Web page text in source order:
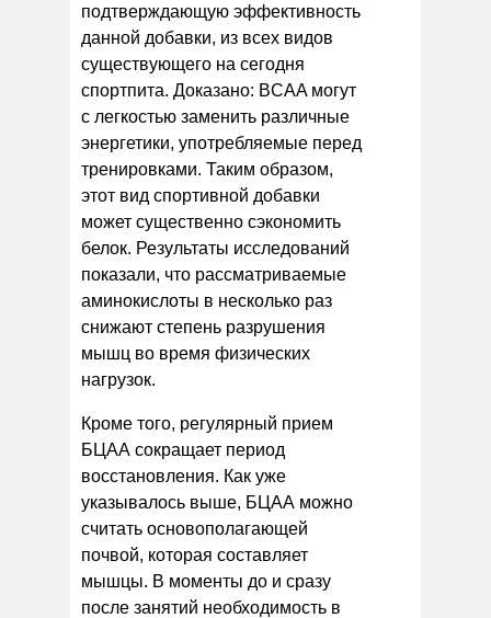
подтверждающую эффективность
данной добавки, из всех видов
существующего на сегодня
спортпита. Доказано: BCAA могут
с легкостью заменить различные
энергетики, употребляемые перед
тренировками. Таким образом,
этот вид спортивной добавки
может существенно сэкономить
белок. Результаты исследований
показали, что рассматриваемые
аминокислоты в несколько раз
снижают степень разрушения
мышц во время физических
нагрузок.
Кроме того, регулярный прием
БЦАА сокращает период
восстановления. Как уже
указывалось выше, БЦАА можно
считать основополагающей
почвой, которая составляет
мышцы. В моменты до и сразу
после занятий необходимость в